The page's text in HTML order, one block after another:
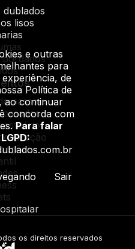
dublados
lisos
bordados
passeio
os direitos reservados
e outras
para
de
Política de
ao continuar
concorda com
Para falar
Sair